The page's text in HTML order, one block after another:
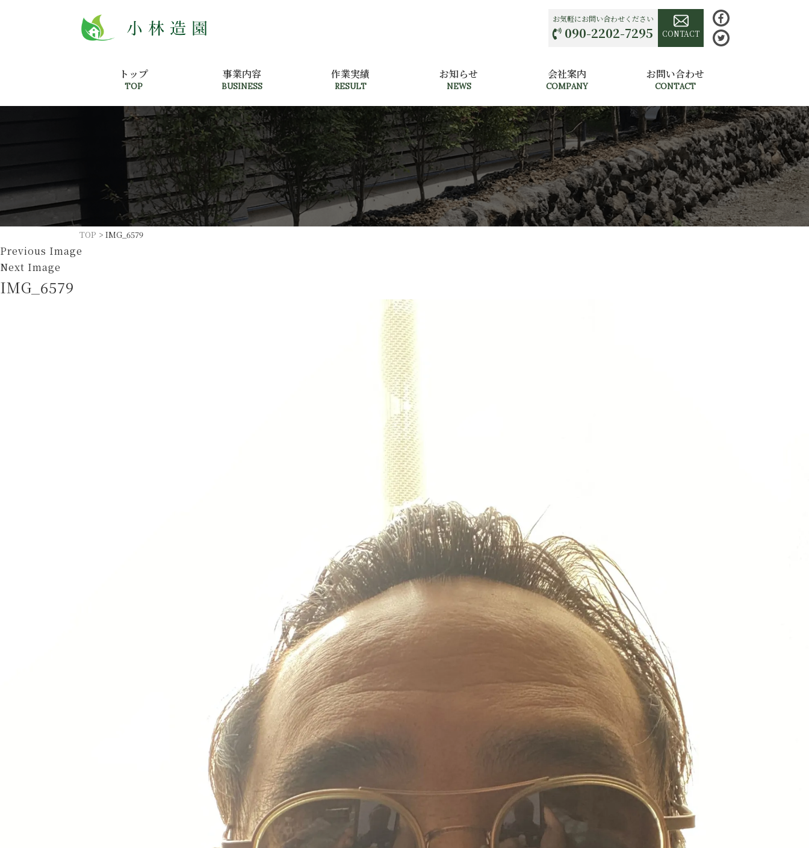
お気軽にお問い合わせください
090-2202-7295 CONTACT
トップ
TOP
事業内容
BUSINESS
作業実績
RESULT
お知らせ
NEWS
会社案内
COMPANY
お問い合わせ
CONTACT
TOP > IMG_6579
Previous Image
Next Image
IMG_6579